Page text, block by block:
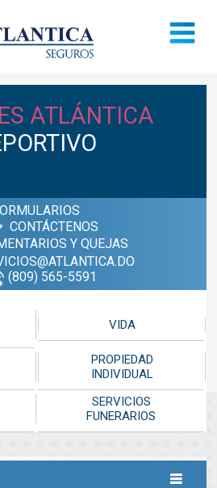
ATLÁNTICA
CONTÁCTENOS
Y QUEJAS
(809) 565-5591
VIDA
PROPIEDAD
INDIVIDUAL
SERVICIOS
FUNERARIOS